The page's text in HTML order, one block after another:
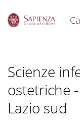
Scienze
ostetriche
Lazio sud